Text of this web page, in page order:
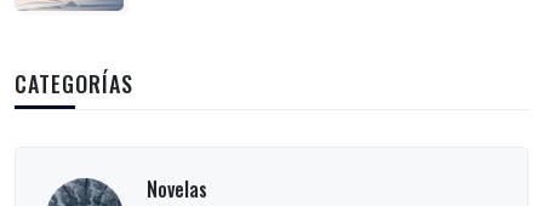
CATEGORÍAS
‎ Novelas